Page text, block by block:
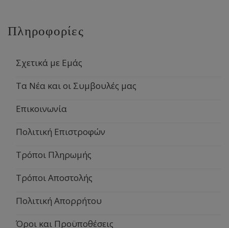
Πληροφορίες
Σχετικά με Εμάς
Τα Νέα και οι Συμβουλές μας
Επικοινωνία
Πολιτική Επιστροφών
Τρόποι Πληρωμής
Τρόποι Αποστολής
Πολιτική Απορρήτου
Όροι και Προϋποθέσεις